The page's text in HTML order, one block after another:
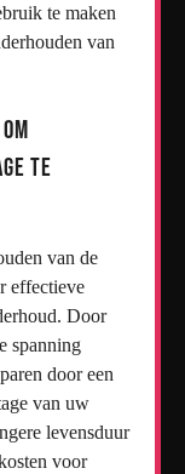
te maken
van
te
van de
effectieve
Door
spanning
door een
van uw
levensduur
voor